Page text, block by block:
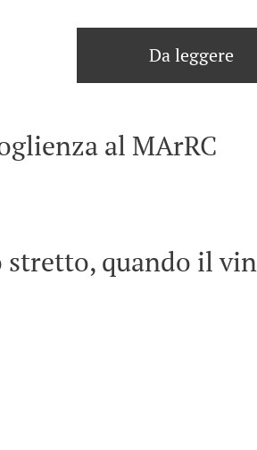
Da leggere
al MArRC
quando il